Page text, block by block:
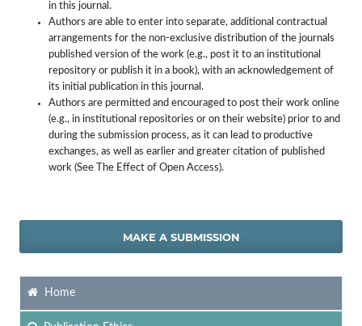
in this journal.
Authors are able to enter into separate, additional contractual
arrangements for the non-exclusive distribution of the journals
published version of the work (e.g., post it to an institutional
repository or publish it in a book), with an acknowledgement of
its initial publication in this journal.
Authors are permitted and encouraged to post their work online
(e.g., in institutional repositories or on their website) prior to and
during the submission process, as it can lead to productive
exchanges, as well as earlier and greater citation of published
work (See The Effect of Open Access).
MAKE A SUBMISSION
Home